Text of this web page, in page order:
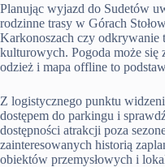
Planując wyjazd do Sudetów
rodzinne trasy w Górach
Karkonoszach czy
kulturowych. Pogoda może się
odzież i mapa offline to
Z logistycznego punktu
dostępem do parkingu i
dostępności atrakcji poza
zainteresowanych historią
obiektów przemysłowych i